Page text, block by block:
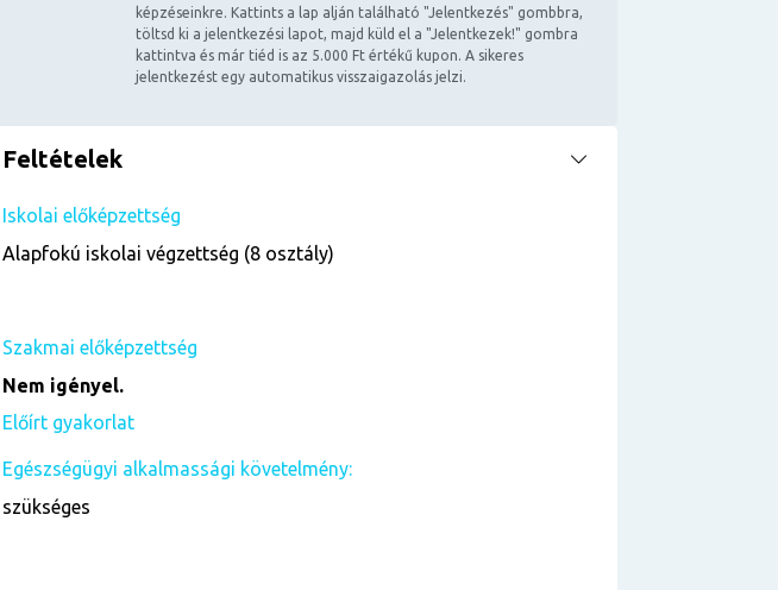
képzéseinkre. Kattints a lap alján található "Jelentkezés" gombbra,
töltsd ki a jelentkezési lapot, majd küld el a "Jelentkezek!" gombra
kattintva és már tiéd is az 5.000 Ft értékű kupon. A sikeres
jelentkezést egy automatikus visszaigazolás jelzi.
Feltételek
Iskolai előképzettség
Alapfokú iskolai végzettség (8 osztály)
Szakmai előképzettség
Nem igényel.
Előírt gyakorlat
Egészségügyi alkalmassági követelmény:
szükséges